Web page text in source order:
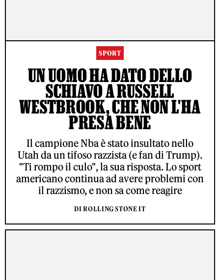
SPORT
UN UOMO HA DATO DELLO
SCHIAVO A RUSSELL
WESTBROOK, CHE NON L'HA
PRESA BENE
Il campione Nba è stato insultato nello
Utah da un tifoso razzista (e fan di Trump).
"Ti rompo il culo", la sua risposta. Lo sport
americano continua ad avere problemi con
il razzismo, e non sa come reagire
DI ROLLING STONE IT